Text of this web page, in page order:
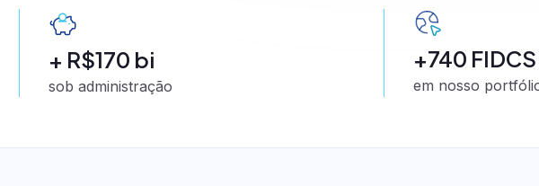
+ R$170 bi
sob administração
+740 FIDCS
em nosso